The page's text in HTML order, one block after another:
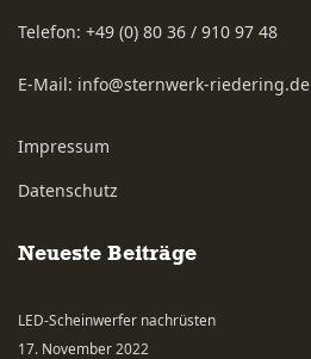
Telefon: +49 (0) 80 36 / 910 97 48
E-Mail: info@sternwerk-riedering.de
Impressum
Datenschutz
Neueste Beiträge
LED-Scheinwerfer nachrüsten
17. November 2022